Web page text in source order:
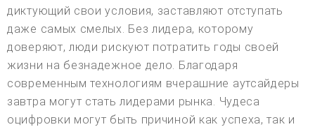
диктующий свои условия, заставляют отступать
даже самых смелых. Без лидера, которому
доверяют, люди рискуют потратить годы своей
жизни на безнадежное дело. Благодаря
современным технологиям вчерашние аутсайдеры
завтра могут стать лидерами рынка. Чудеса
оцифровки могут быть причиной как успеха, так и